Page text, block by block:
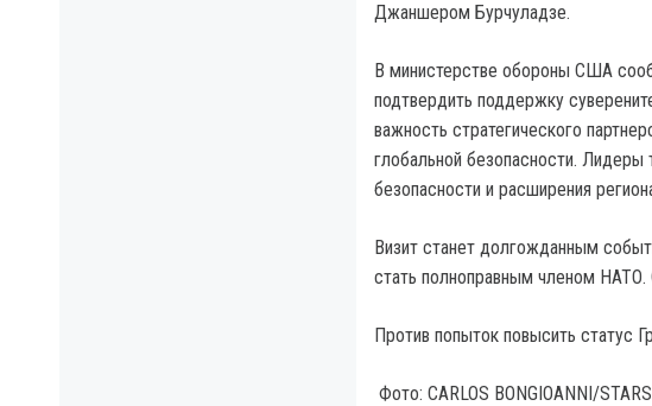
Джаншером Бурчуладзе.
В министерстве обороны США
подтвердить поддержку
важность стратегического
глобальной безопасности.
безопасности и расширения
Визит станет долгожданным
стать полноправным членом НАТО.
Против попыток повысить статус
Фото: CARLOS BONGIOANNI/